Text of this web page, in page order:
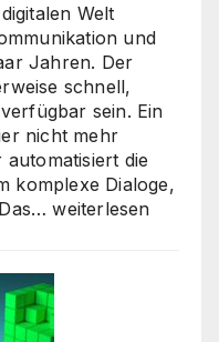
Welt
und
Jahren. Der
schnell,
sein. Ein
nicht mehr
die
komplexe Dialoge,
Das…Interaktive
Wie
digitale
Assistenten
weiterlesen